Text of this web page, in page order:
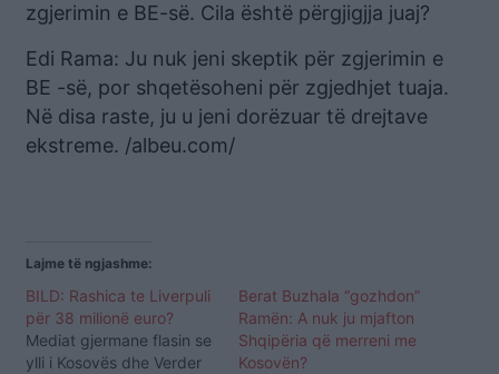
zgjerimin e BE-së. Cila është përgjigjja juaj?
Edi Rama: Ju nuk jeni skeptik për zgjerimin e
BE -së, por shqetësoheni për zgjedhjet tuaja.
Në disa raste, ju u jeni dorëzuar të drejtave
ekstreme. /albeu.com/
Lajme të ngjashme:
BILD: Rashica te Liverpuli
për 38 milionë euro?
Mediat gjermane flasin se
ylli i Kosovës dhe Verder
Berat Buzhala “gozhdon”
Ramën: A nuk ju mjafton
Shqipëria që merreni me
Kosovën?